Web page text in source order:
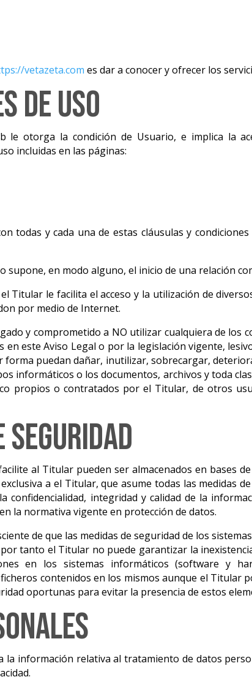
vetazeta.com es dar a conocer y ofrecer los
de Uso
le otorga la condición de Usuario, e implica la
incluidas en las páginas:
todas y cada una de estas cláusulas y
supone, en modo alguno, el inicio de una relación
Titular le facilita el acceso y la utilización de
por medio de Internet.
y comprometido a NO utilizar cualquiera de los
este Aviso Legal o por la legislación vigente,
forma puedan dañar, inutilizar, sobrecargar,
informáticos o los documentos, archivos y toda
propios o contratados por el Titular, de otros
seguridad
al Titular pueden ser almacenados en bases
a el Titular, que asume todas las medidas
confidencialidad, integridad y calidad de la
la normativa vigente en protección de datos.
de que las medidas de seguridad de los
tanto el Titular no puede garantizar la
en los sistemas informáticos (software y
contenidos en los mismos aunque el Titular
oportunas para evitar la presencia de estos
la información relativa al tratamiento de datos